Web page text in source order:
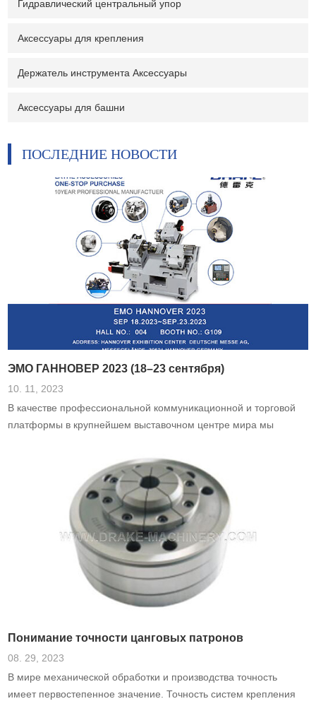
Гидравлический центральный упор
Аксессуары для крепления
Держатель инструмента Аксессуары
Аксессуары для башни
ПОСЛЕДНИЕ НОВОСТИ
ЭМО ГАННОВЕР 2023 (18–23 сентября)
10. 11, 2023
В качестве профессиональной коммуникационной и торговой
платформы в крупнейшем выставочном центре мира мы
Понимание точности цанговых патронов
08. 29, 2023
В мире механической обработки и производства точность
имеет первостепенное значение. Точность систем крепления